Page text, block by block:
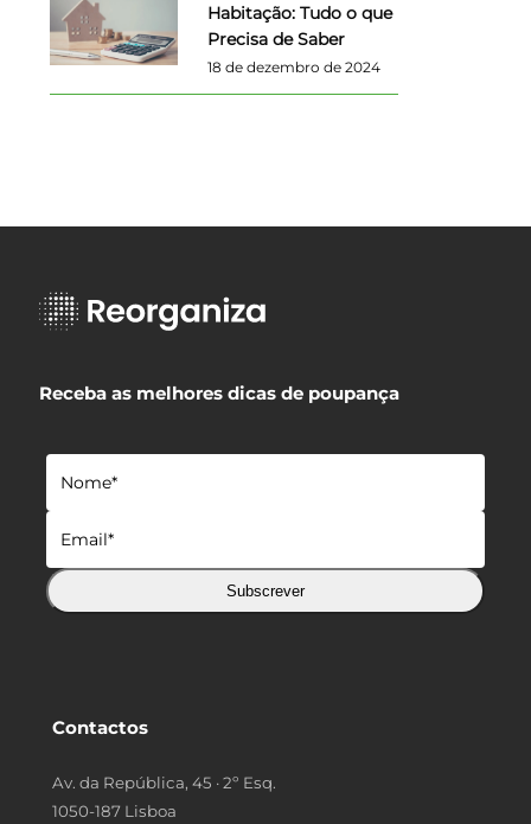
Habitação: Tudo o que
Precisa de Saber
18 de dezembro de 2024
Receba as melhores dicas de poupança
Subscrever
Contactos
Av. da República, 45 · 2º Esq.
1050-187 Lisboa